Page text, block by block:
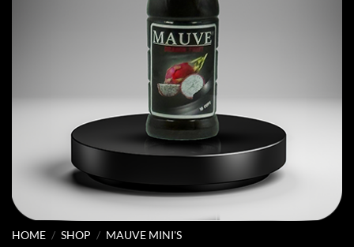
HOME / SHOP / MAUVE MINI'S